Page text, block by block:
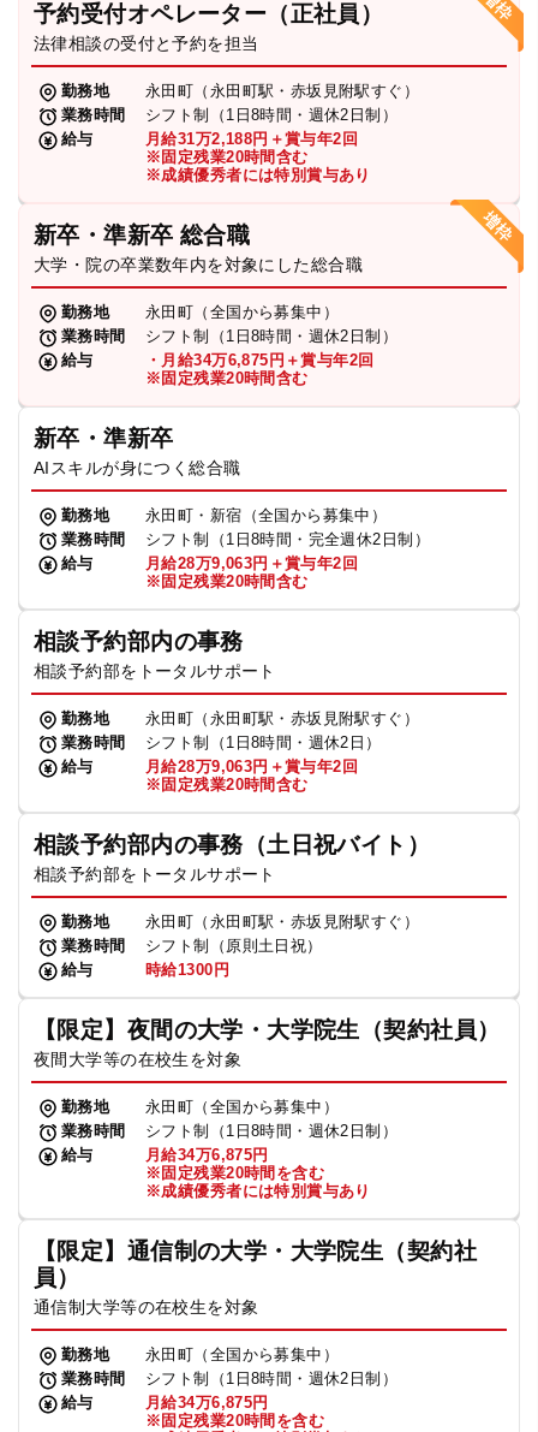
予約受付オペレーター（正社員）
法律相談の受付と予約を担当
勤務地
永田町（永田町駅・赤坂見附駅すぐ）
業務時間
シフト制（1日8時間・週休2日制）
給与
月給31万2,188円＋賞与年2回
※固定残業20時間含む
※成績優秀者には特別賞与あり
新卒・準新卒 総合職
大学・院の卒業数年内を対象にした総合職
勤務地
永田町（全国から募集中）
業務時間
シフト制（1日8時間・週休2日制）
給与
・月給34万6,875円＋賞与年2回
※固定残業20時間含む
新卒・準新卒
AIスキルが身につく総合職
勤務地
永田町・新宿（全国から募集中）
業務時間
シフト制（1日8時間・完全週休2日制）
給与
月給28万9,063円＋賞与年2回
※固定残業20時間含む
相談予約部内の事務
相談予約部をトータルサポート
勤務地
永田町（永田町駅・赤坂見附駅すぐ）
業務時間
シフト制（1日8時間・週休2日）
給与
月給28万9,063円＋賞与年2回
※固定残業20時間含む
相談予約部内の事務（土日祝バイト）
相談予約部をトータルサポート
勤務地
永田町（永田町駅・赤坂見附駅すぐ）
業務時間
シフト制（原則土日祝）
給与
時給1300円
【限定】夜間の大学・大学院生（契約社員）
夜間大学等の在校生を対象
勤務地
永田町（全国から募集中）
業務時間
シフト制（1日8時間・週休2日制）
給与
月給34万6,875円
※固定残業20時間を含む
※成績優秀者には特別賞与あり
【限定】通信制の大学・大学院生（契約社
員）
通信制大学等の在校生を対象
勤務地
永田町（全国から募集中）
業務時間
シフト制（1日8時間・週休2日制）
給与
月給34万6,875円
※固定残業20時間を含む